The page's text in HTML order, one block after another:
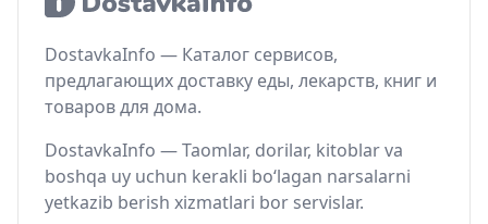
DostavkaInfo — Каталог сервисов,
предлагающих доставку еды, лекарств, книг и
товаров для дома.
DostavkaInfo — Taomlar, dorilar, kitoblar va
boshqa uy uchun kerakli bo‘lagan narsalarni
yetkazib berish xizmatlari bor servislar.